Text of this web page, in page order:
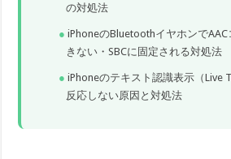
の対処法
iPhoneのBluetoothイヤホンで
きない・SBCに固定される対処法
iPhoneのテキスト認識表示（Live
反応しない原因と対処法